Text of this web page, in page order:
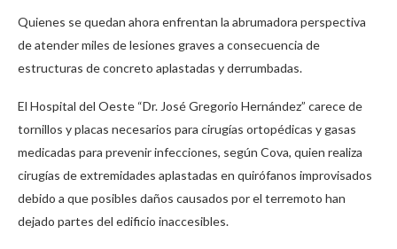
Quienes se quedan ahora enfrentan la abrumadora perspectiva
de atender miles de lesiones graves a consecuencia de
estructuras de concreto aplastadas y derrumbadas.
El Hospital del Oeste “Dr. José Gregorio Hernández” carece de
tornillos y placas necesarios para cirugías ortopédicas y gasas
medicadas para prevenir infecciones, según Cova, quien realiza
cirugías de extremidades aplastadas en quirófanos improvisados
debido a que posibles daños causados por el terremoto han
dejado partes del edificio inaccesibles.